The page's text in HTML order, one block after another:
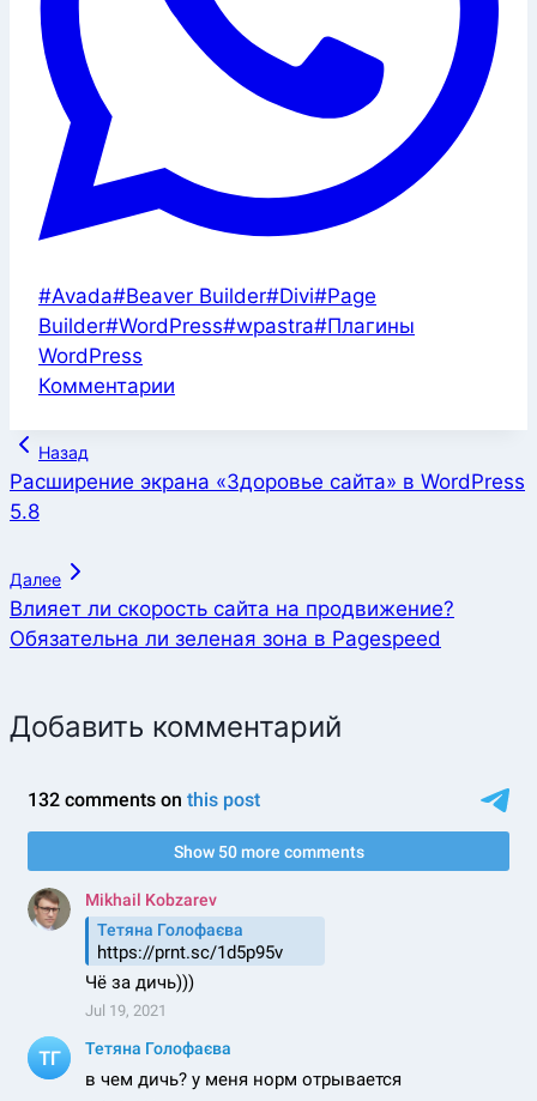
Метки
записи:
#Avada#Beaver Builder#Divi#Page
Builder#WordPress#wpastra#Плагины
WordPress
Комментарии
Навигация
по
записям
Назад
Расширение экрана «Здоровье сайта» в WordPress
5.8
Далее
Влияет ли скорость сайта на продвижение?
Обязательна ли зеленая зона в Pagespeed
Добавить комментарий